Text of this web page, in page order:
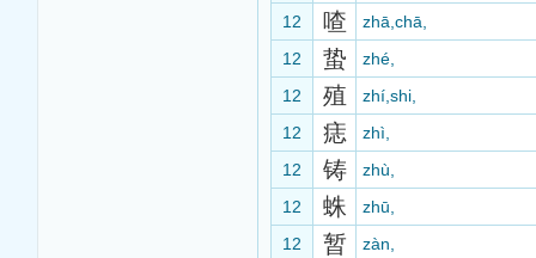
12
喳
zhā,chā,
12
蛰
zhé,
12
殖
zhí,shi,
12
痣
zhì,
12
铸
zhù,
12
蛛
zhū,
12
暂
zàn,